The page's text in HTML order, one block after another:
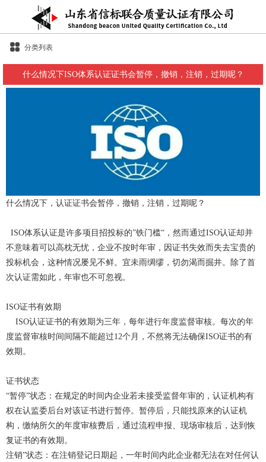
分类列表
什么情况下ISO体系认证证书会暂停，撤销，注销，过期呢？
什么情况下，认证证书会暂停，撤销，注销，过期呢？
ISO体系认证是许多项目招投标的”铁门槛“，然而通过ISO认证却并
不意味着可以高枕无忧，企业不按时年审，因证书失效而失去宝贵的
投标机会，这种情况屡见不鲜。宜未雨绸缪，切勿渴而掘井。除了首
次认证需如此，年审也不可忽视。
ISO证书有效期
ISO认证证书的有效期为三年，每年进行年度监督审核。每次的年
度监督审核时间间隔不能超过12个月，不然将无法确保ISO证书的有
效期。
证书状态
“暂停”状态：在规定的时间内企业若未接受监督年审的，认证机构有
权在认监委后台对该证书进行暂停。暂停后，只能找原来的认证机
构，缴纳所欠的年度审核费后，通过流程申报、现场审核后，达到恢
复证书的有效期。
注销”状态：在注销登记日期起，一年时间内此企业都无法在对任何认